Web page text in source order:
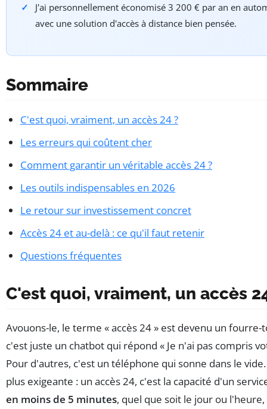
J'ai personnellement économisé 3 200 € par an en
avec une solution d'accès à distance bien pensée.
Sommaire
C'est quoi, vraiment, un accès 24 ?
Les erreurs qui coûtent cher
Comment garantir un véritable accès 24 ?
Les outils indispensables en 2026
Le retour sur investissement concret
Accès 24 et au-delà : ce qu'il faut retenir
Questions fréquentes
C'est quoi, vraiment, un accès
Avouons-le, le terme « accès 24 » est devenu un
c'est juste un chatbot qui répond « Je n'ai pas compris
Pour d'autres, c'est un téléphone qui sonne dans le
plus exigeante : un accès 24, c'est la capacité d'un
en moins de 5 minutes, quel que soit le jour ou